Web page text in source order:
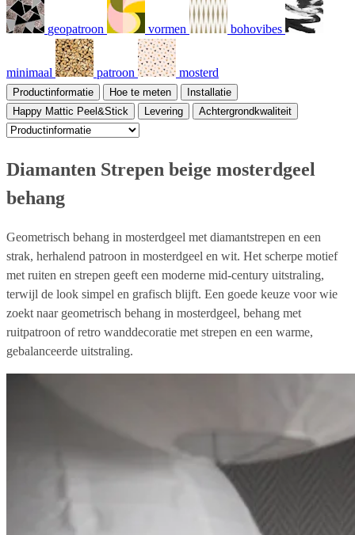
geopatroon vormen bohovibes
minimaal patroon mosterd
Productinformatie Hoe te meten
Installatie
Happy Mattic Peel&Stick
Levering Achtergrondkwaliteit
Diamanten Strepen beige mosterdgeel
behang
Geometrisch behang in mosterdgeel met diamantstrepen en een
strak, herhalend patroon in mosterdgeel en wit. Het scherpe motief
met ruiten en strepen geeft een moderne mid-century uitstraling,
terwijl de look simpel en grafisch blijft. Een goede keuze voor wie
zoekt naar geometrisch behang in mosterdgeel, behang met
ruitpatroon of retro wanddecoratie met strepen en een warme,
gebalanceerde uitstraling.